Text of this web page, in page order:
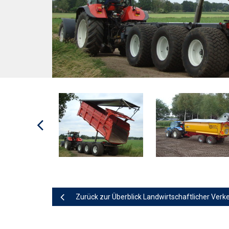
Zurück zur Überblick Landwirtschaftlicher